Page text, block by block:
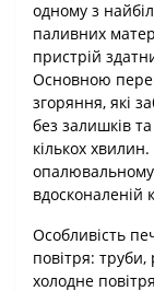
одному з
паливних
пристрій
Основною
згоряння, які
без залишків
кількох
опалювальному
вдосконаленій
Особливість
повітря:
холодне